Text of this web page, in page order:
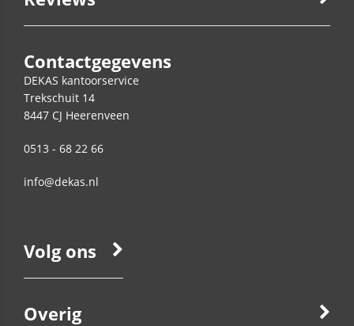
Contactgegevens
DEKAS kantoorservice
Trekschuit 14
8447 CJ Heerenveen
0513 - 68 22 66
info@dekas.nl
Volg ons
Overig